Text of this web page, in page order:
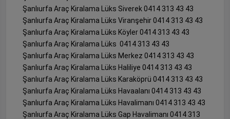
Şanlıurfa Araç Kiralama Lüks Siverek 0414 313 43 43
Şanlıurfa Araç Kiralama Lüks Viranşehir 0414 313 43 43
Şanlıurfa Araç Kiralama Lüks Köyler 0414 313 43 43
Şanlıurfa Araç Kiralama Lüks 0414 313 43 43
Şanlıurfa Araç Kiralama Lüks Merkez 0414 313 43 43
Şanlıurfa Araç Kiralama Lüks Haliliye 0414 313 43 43
Şanlıurfa Araç Kiralama Lüks Karaköprü 0414 313 43 43
Şanlıurfa Araç Kiralama Lüks Havaalanı 0414 313 43 43
Şanlıurfa Araç Kiralama Lüks Havalimanı 0414 313 43 43
Şanlıurfa Araç Kiralama Lüks Gap Havalimanı 0414 313